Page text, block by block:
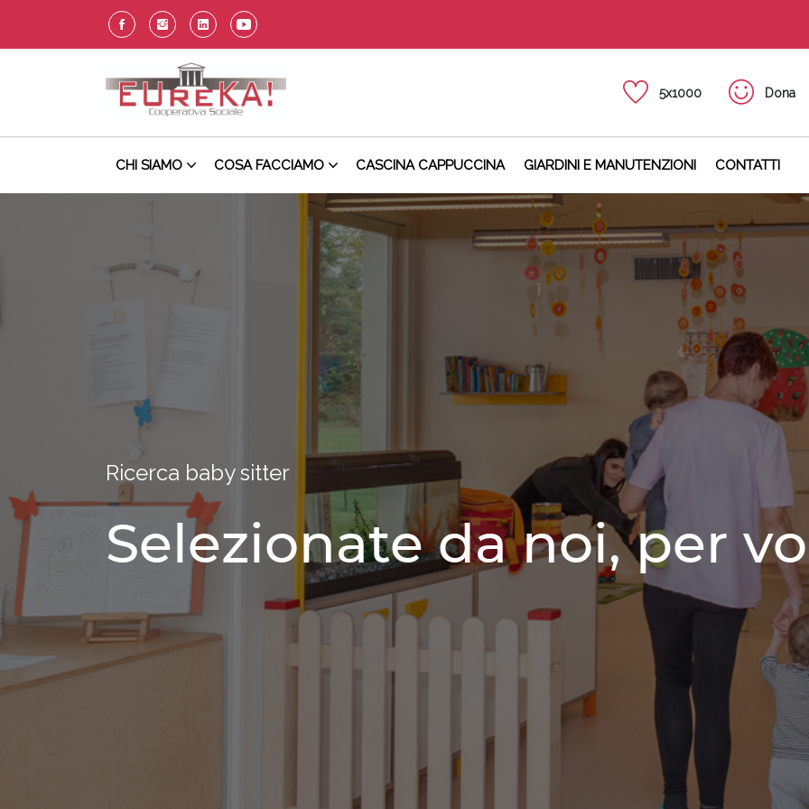
5x1000 Dona
CHI SIAMO COSA FACCIAMO CASCINA CAPPUCCINA GIARDINI E MANUTENZIONI CONTATTI
Ricerca baby sitter
Selezionate da noi, per